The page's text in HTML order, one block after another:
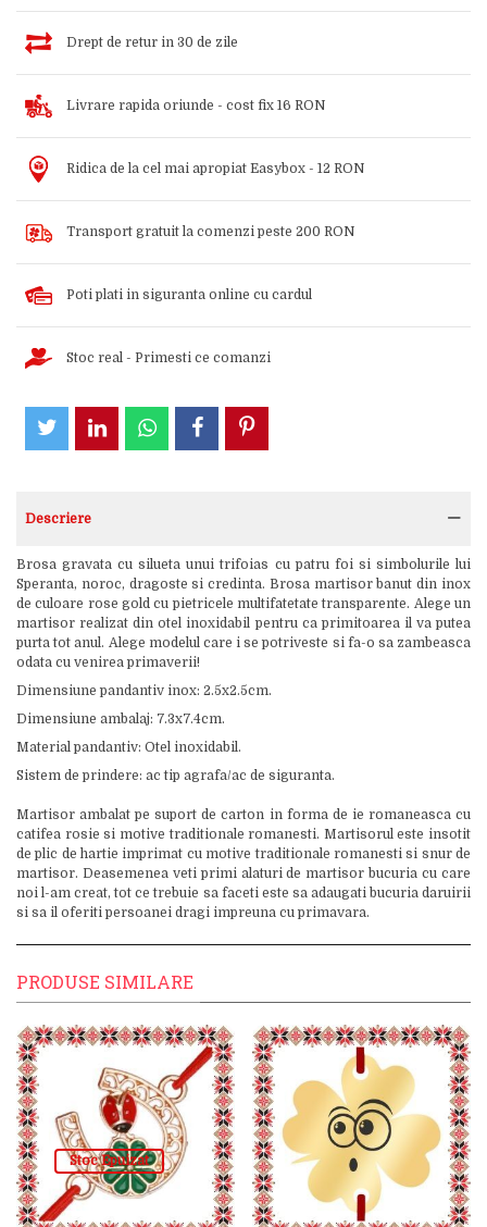
Drept de retur in 30 de zile
Livrare rapida oriunde - cost fix 16 RON
Ridica de la cel mai apropiat Easybox - 12 RON
Transport gratuit la comenzi peste 200 RON
Poti plati in siguranta online cu cardul
Stoc real - Primesti ce comanzi
Descriere
Brosa gravata cu silueta unui trifoias cu patru foi si simbolurile lui
Speranta, noroc, dragoste si credinta. Brosa martisor banut din inox
de culoare rose gold cu pietricele multifatetate transparente. Alege un
martisor realizat din otel inoxidabil pentru ca primitoarea il va putea
purta tot anul. Alege modelul care i se potriveste si fa-o sa zambeasca
odata cu venirea primaverii!
Dimensiune pandantiv inox: 2.5x2.5cm.
Dimensiune ambalaj: 7.3x7.4cm.
Material pandantiv: Otel inoxidabil.
Sistem de prindere: ac tip agrafa/ac de siguranta.
Martisor ambalat pe suport de carton in forma de ie romaneasca cu
catifea rosie si motive traditionale romanesti. Martisorul este insotit
de plic de hartie imprimat cu motive traditionale romanesti si snur de
martisor. Deasemenea veti primi alaturi de martisor bucuria cu care
noi l-am creat, tot ce trebuie sa faceti este sa adaugati bucuria daruirii
si sa il oferiti persoanei dragi impreuna cu primavara.
PRODUSE SIMILARE
Stoc Epuizat